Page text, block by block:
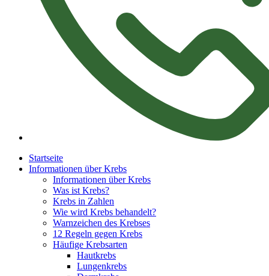
Startseite
Informationen über Krebs
Informationen über Krebs
Was ist Krebs?
Krebs in Zahlen
Wie wird Krebs behandelt?
Warnzeichen des Krebses
12 Regeln gegen Krebs
Häufige Krebsarten
Hautkrebs
Lungenkrebs